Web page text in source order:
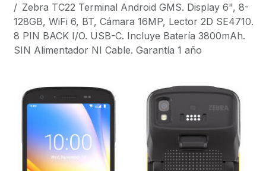
Zebra TC22 Terminal Android GMS. Display 6", 8-
128GB, WiFi 6, BT, Cámara 16MP, Lector 2D SE4710.
8 PIN BACK I/O. USB-C. Incluye Batería 3800mAh.
SIN Alimentador NI Cable. Garantía 1 año